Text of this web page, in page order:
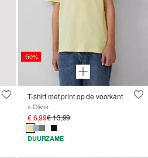
-50%
T-shirt met print op de voorkant
s.Oliver
€ 6,99€ 13,99
DUURZAME